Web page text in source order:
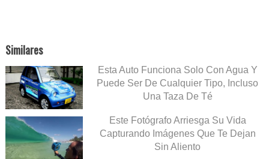
Similares
Esta Auto Funciona Solo Con Agua Y
Puede Ser De Cualquier Tipo, Incluso
Una Taza De Té
Este Fotógrafo Arriesga Su Vida
Capturando Imágenes Que Te Dejan
Sin Aliento